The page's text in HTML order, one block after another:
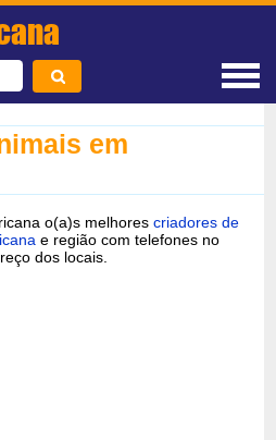
em
o(a)s melhorescriadores de
e região com telefones no
dos locais.